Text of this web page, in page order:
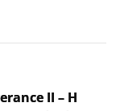
II – Η